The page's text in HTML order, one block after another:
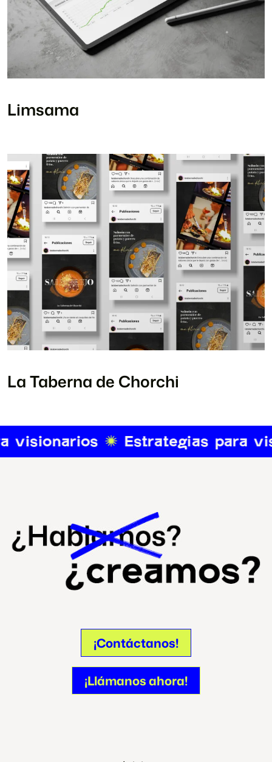
Limsama
La Taberna de Chorchi
¡Contáctanos!
¡Contáctanos!
¡Llámanos ahora!
¡Llámanos ahora!